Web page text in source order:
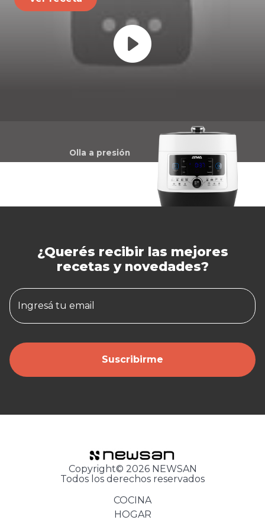
Olla a presión
¿Querés recibir las mejores
recetas y novedades?
Ingresá tu email
Suscribirme
Copyright© 2026 NEWSAN
Todos los derechos reservados
COCINA
HOGAR